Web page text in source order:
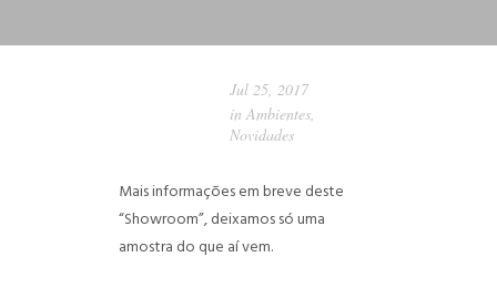
Jul 25, 2017
in Ambientes,
Novidades
Mais informações em breve deste
“Showroom”, deixamos só uma
amostra do que aí vem.